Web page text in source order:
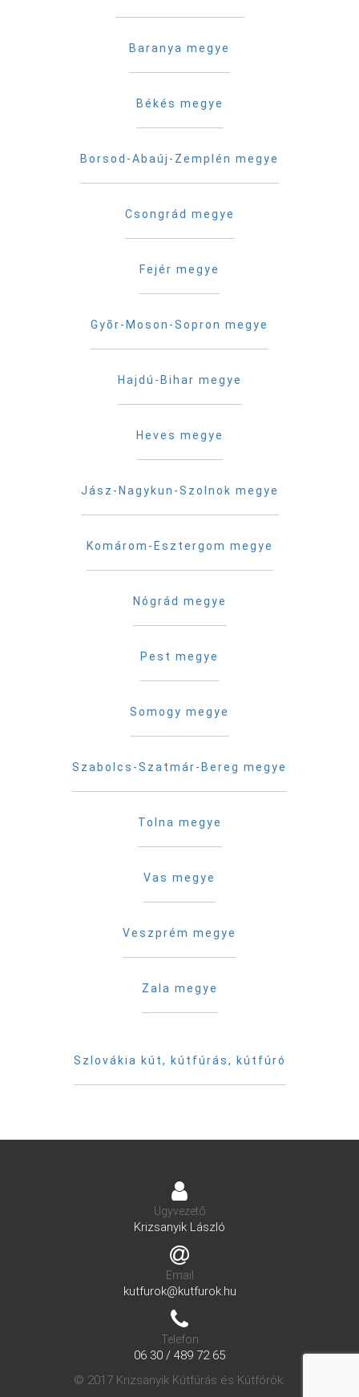
Baranya megye
Békés megye
Borsod-Abaúj-Zemplén megye
Csongrád megye
Fejér megye
Gyõr-Moson-Sopron megye
Hajdú-Bihar megye
Heves megye
Jász-Nagykun-Szolnok megye
Komárom-Esztergom megye
Nógrád megye
Pest megye
Somogy megye
Szabolcs-Szatmár-Bereg megye
Tolna megye
Vas megye
Veszprém megye
Zala megye
Szlovákia kút, kútfúrás, kútfúró
Ügyvezető
Krizsanyik László
Email
kutfurok@kutfurok.hu
Telefon
06 30 / 489 72 65
© 2017 Krizsanyik Kútfúrás és Kútfórók.